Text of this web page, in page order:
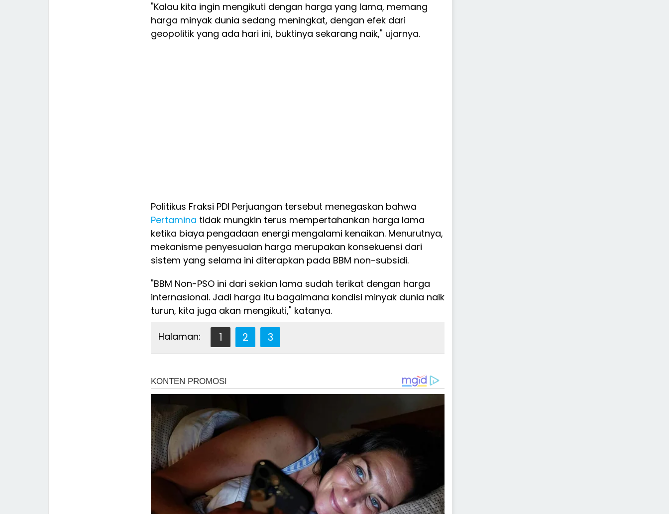
"Kalau kita ingin mengikuti dengan harga yang lama, memang
harga minyak dunia sedang meningkat, dengan efek dari
geopolitik yang ada hari ini, buktinya sekarang naik," ujarnya.
Politikus Fraksi PDI Perjuangan tersebut menegaskan bahwa
Pertamina tidak mungkin terus mempertahankan harga lama
ketika biaya pengadaan energi mengalami kenaikan. Menurutnya,
mekanisme penyesuaian harga merupakan konsekuensi dari
sistem yang selama ini diterapkan pada BBM non-subsidi.
"BBM Non-PSO ini dari sekian lama sudah terikat dengan harga
internasional. Jadi harga itu bagaimana kondisi minyak dunia naik
turun, kita juga akan mengikuti," katanya.
Halaman: 1 2 3